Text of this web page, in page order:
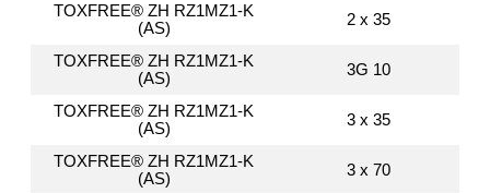
TOXFREE® ZH RZ1MZ1-K
(AS)
2 x 35
TOXFREE® ZH RZ1MZ1-K
(AS)
3G 10
TOXFREE® ZH RZ1MZ1-K
(AS)
3 x 35
TOXFREE® ZH RZ1MZ1-K
(AS)
3 x 70